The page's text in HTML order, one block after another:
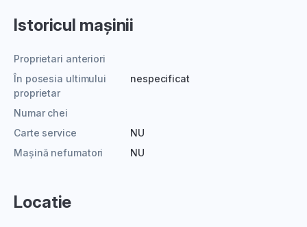
Istoricul mașinii
Proprietari anteriori
În posesia ultimului
proprietar
nespecificat
Numar chei
Carte service
NU
Mașină nefumatori
NU
Locatie